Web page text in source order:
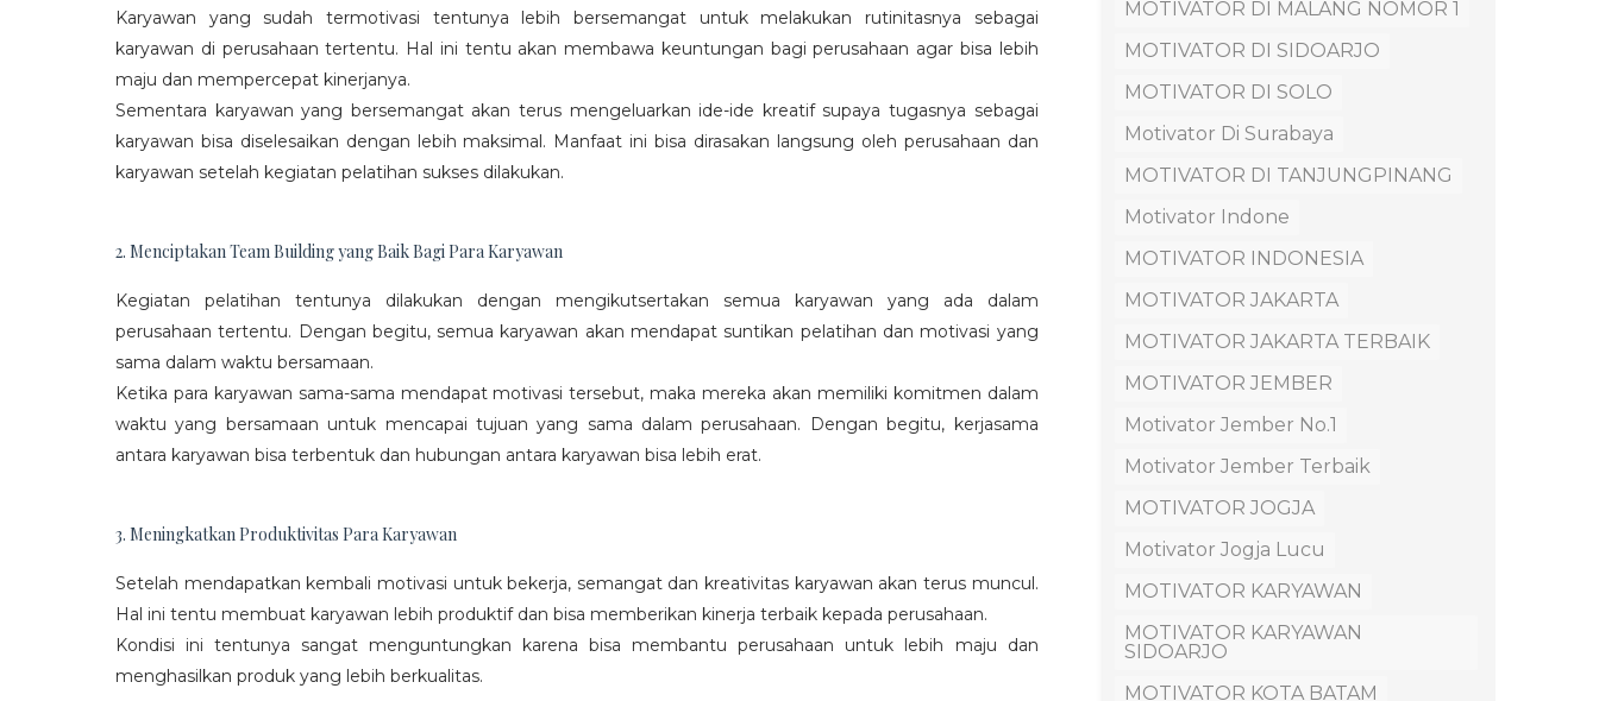
Karyawan yang sudah termotivasi tentunya lebih bersemangat untuk melakukan rutinitasnya sebagai
karyawan di perusahaan tertentu. Hal ini tentu akan membawa keuntungan bagi perusahaan agar bisa lebih
maju dan mempercepat kinerjanya.
Sementara karyawan yang bersemangat akan terus mengeluarkan ide-ide kreatif supaya tugasnya sebagai
karyawan bisa diselesaikan dengan lebih maksimal. Manfaat ini bisa dirasakan langsung oleh perusahaan dan
karyawan setelah kegiatan pelatihan sukses dilakukan.
2. Menciptakan Team Building yang Baik Bagi Para Karyawan
Kegiatan pelatihan tentunya dilakukan dengan mengikutsertakan semua karyawan yang ada dalam
perusahaan tertentu. Dengan begitu, semua karyawan akan mendapat suntikan pelatihan dan motivasi yang
sama dalam waktu bersamaan.
Ketika para karyawan sama-sama mendapat motivasi tersebut, maka mereka akan memiliki komitmen dalam
waktu yang bersamaan untuk mencapai tujuan yang sama dalam perusahaan. Dengan begitu, kerjasama
antara karyawan bisa terbentuk dan hubungan antara karyawan bisa lebih erat.
3. Meningkatkan Produktivitas Para Karyawan
Setelah mendapatkan kembali motivasi untuk bekerja, semangat dan kreativitas karyawan akan terus muncul.
Hal ini tentu membuat karyawan lebih produktif dan bisa memberikan kinerja terbaik kepada perusahaan.
Kondisi ini tentunya sangat menguntungkan karena bisa membantu perusahaan untuk lebih maju dan
menghasilkan produk yang lebih berkualitas.
MOTIVATOR DI MALANG NOMOR 1
MOTIVATOR DI SIDOARJO
MOTIVATOR DI SOLO
Motivator Di Surabaya
MOTIVATOR DI TANJUNGPINANG
Motivator Indone
MOTIVATOR INDONESIA
MOTIVATOR JAKARTA
MOTIVATOR JAKARTA TERBAIK
MOTIVATOR JEMBER
Motivator Jember No.1
Motivator Jember Terbaik
MOTIVATOR JOGJA
Motivator Jogja Lucu
MOTIVATOR KARYAWAN
MOTIVATOR KARYAWAN
SIDOARJO
MOTIVATOR KOTA BATAM